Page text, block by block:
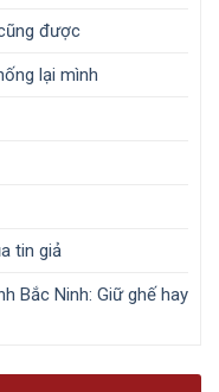
được
lại mình
tin giả
Bắc Ninh: Giữ ghế hay